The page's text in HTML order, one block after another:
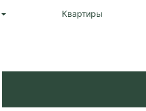
Квартиры